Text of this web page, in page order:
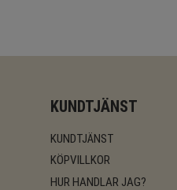
KUNDTJÄNST
KUNDTJÄNST
KÖPVILLKOR
HUR HANDLAR JAG?